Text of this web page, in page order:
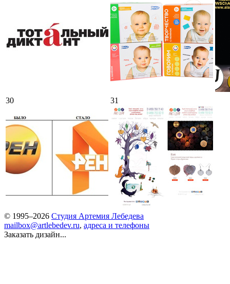
30 31
© 1995–2026 Студия Артемия Лебедева
mailbox@artlebedev.ru, адреса и телефоны
Заказать дизайн...